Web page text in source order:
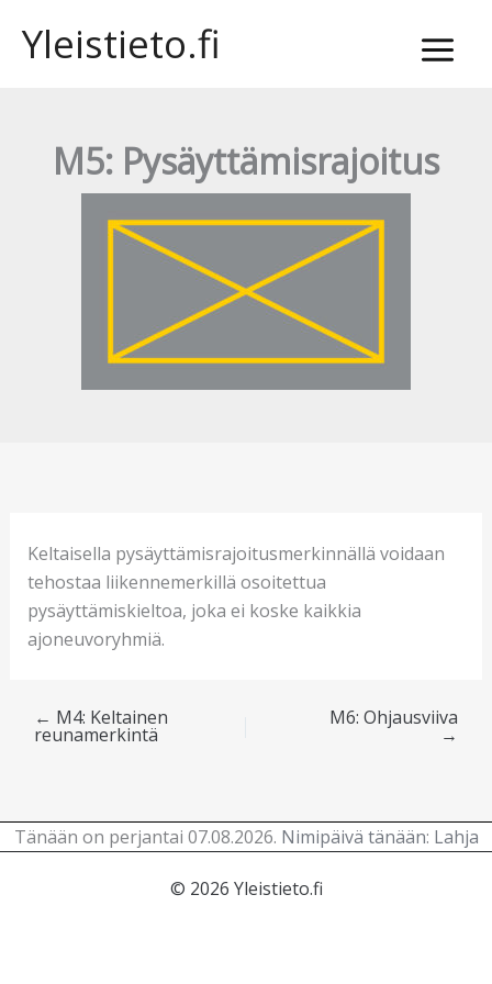
sisältöön
Yleistieto.fi
M5: Pysäyttämisrajoitus
Keltaisella pysäyttämisrajoitusmerkinnällä voidaan
tehostaa liikennemerkillä osoitettua
pysäyttämiskieltoa, joka ei koske kaikkia
ajoneuvoryhmiä.
← M4: Keltainen
reunamerkintä
M6: Ohjausviiva
→
Tänään on perjantai 07.08.2026. Nimipäivä tänään: Lahja
© 2026 Yleistieto.fi